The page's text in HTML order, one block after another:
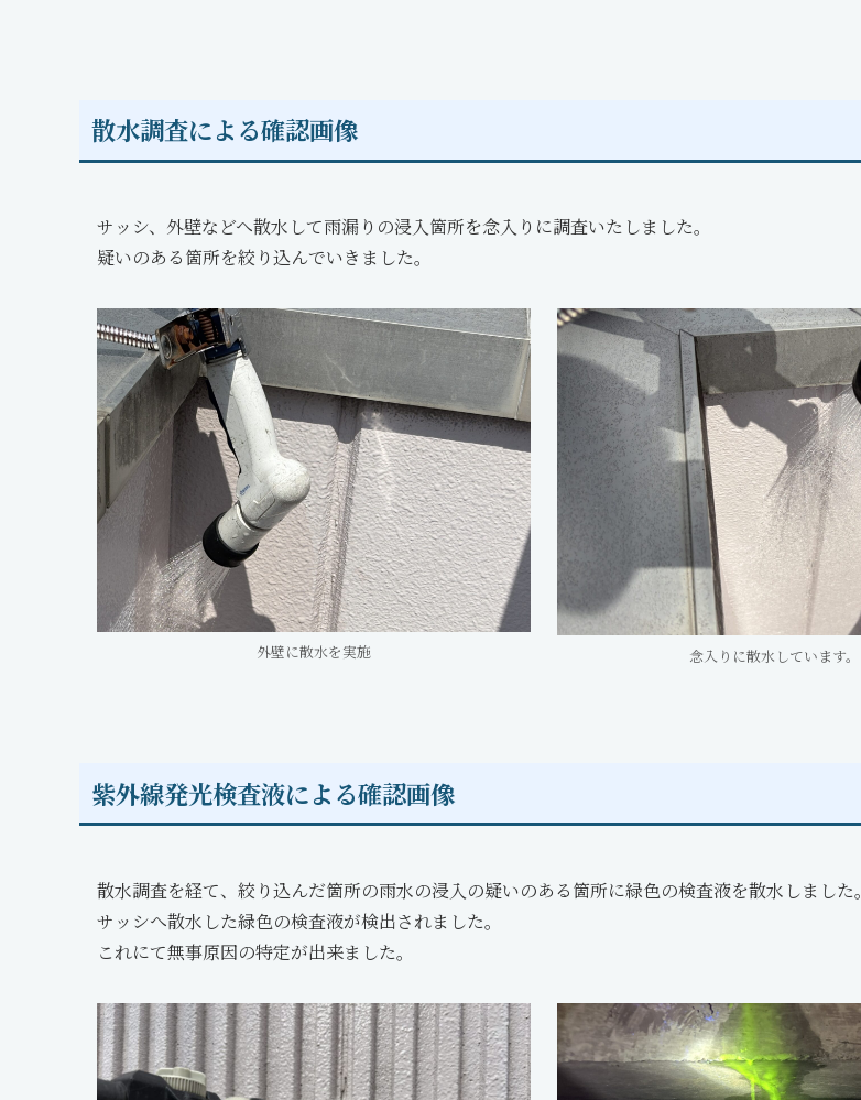
散水調査による確認画像
サッシ、外壁などへ散水して雨漏りの浸入箇所を念入りに調査いたしました。
疑いのある箇所を絞り込んでいきました。
外壁に散水を実施 念入りに散水しています。
紫外線発光検査液による確認画像
散水調査を経て、絞り込んだ箇所の雨水の浸入の疑いのある箇所に緑色の検査液を散水しました。
サッシへ散水した緑色の検査液が検出されました。
これにて無事原因の特定が出来ました。